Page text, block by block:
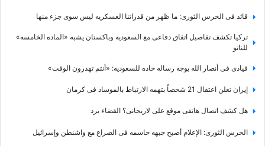
قائد فی الحرس الثوری: ما ظهر من قدراتنا العسکریه لیس سوى جزء منها
ترکیا تکشف تفاصیل اتفاق دفاعی مع السعودیه وباکستان یشبه «الماده الخامسه»
للناتو
قیادی فی أنصار الله یوجه رساله حاده للسعودیه: «أنتم تهدرون الوقت»
إیران تعلن اعتقال 21 شخصاً بتهمه الارتباط بالموساد فی کرمان
هل کشف اتصال هاتفی موقع علی لاریجانی؟ القضاء یرد
الحرس الثوری: الإعلام أصبح جبهه حاسمه فی الصراع مع واشنطن وإسرائیل